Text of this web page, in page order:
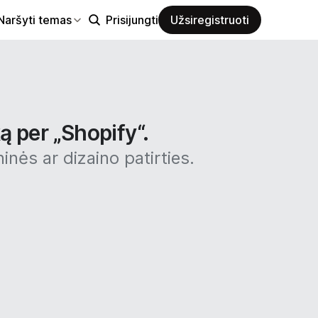
temas Prisijungti Užsiregistruoti
per „Shopify“.
ar dizaino patirties.